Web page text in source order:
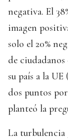
negativa. El
imagen
solo el 20%
de
su país a la
dos puntos
planteó la
La